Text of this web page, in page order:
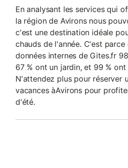
En analysant les services qui
la région de Avirons nous
c'est une destination idéale
chauds de l'année. C'est parce
données internes de Gites.fr
67 % ont un jardin, et 99 %
N'attendez plus pour réserver
vacances àAvirons pour
d'été.